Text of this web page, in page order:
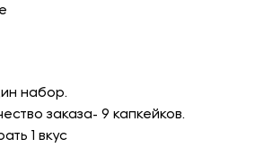
набор.
заказа- 9 капкейков.
1 вкус